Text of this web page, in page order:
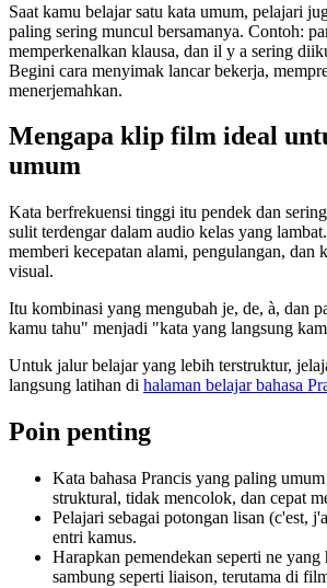
Saat kamu belajar satu kata umum, pelajari
paling sering muncul bersamanya. Contoh:
memperkenalkan klausa, dan il y a sering
Begini cara menyimak lancar bekerja,
menerjemahkan.
Mengapa klip film ideal
umum
Kata berfrekuensi tinggi itu pendek dan
sulit terdengar dalam audio kelas yang
memberi kecepatan alami, pengulangan, dan
visual.
Itu kombinasi yang mengubah je, de, à, dan
kamu tahu" menjadi "kata yang langsung
Untuk jalur belajar yang lebih terstruktur,
langsung latihan di halaman belajar bahasa
Poin penting
Kata bahasa Prancis yang paling
struktural, tidak mencolok, dan cepat
Pelajari sebagai potongan lisan (c'est,
entri kamus.
Harapkan pemendekan seperti ne
sambung seperti liaison, terutama di